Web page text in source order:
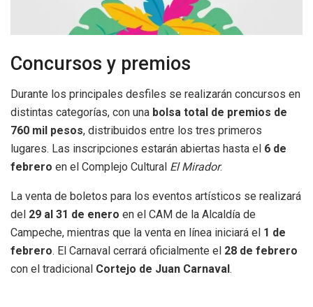
Concursos y premios
Durante los principales desfiles se realizarán concursos en
distintas categorías, con una bolsa total de premios de
760 mil pesos, distribuidos entre los tres primeros
lugares. Las inscripciones estarán abiertas hasta el 6 de
febrero en el Complejo Cultural El Mirador.
La venta de boletos para los eventos artísticos se realizará
del 29 al 31 de enero en el CAM de la Alcaldía de
Campeche, mientras que la venta en línea iniciará el 1 de
febrero. El Carnaval cerrará oficialmente el 28 de febrero
con el tradicional Cortejo de Juan Carnaval .